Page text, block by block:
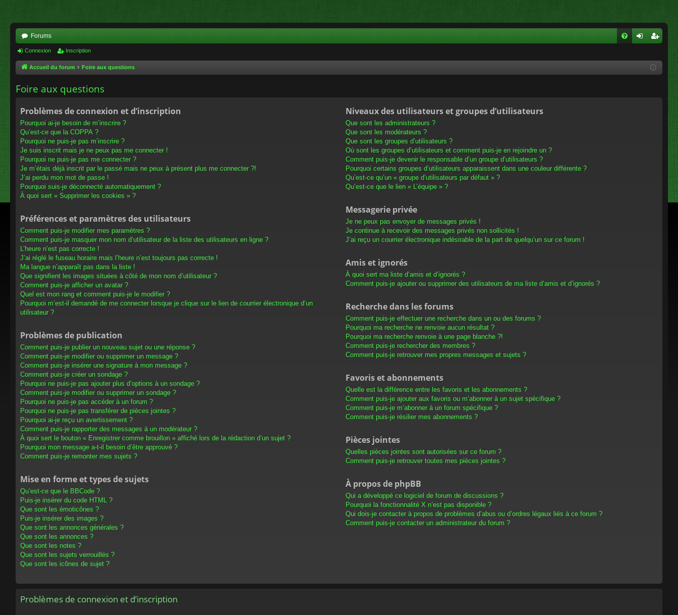
Forums
cri
Connexion Inscription
Accueil du forum Foire aux questions
Foire aux questions
Problèmes de connexion et d’inscription
Pourquoi ai-je besoin de m’inscrire ?
Qu’est-ce que la COPPA ?
Pourquoi ne puis-je pas m’inscrire ?
Je suis inscrit mais je ne peux pas me connecter !
Pourquoi ne puis-je pas me connecter ?
Je m’étais déjà inscrit par le passé mais ne peux à présent plus me connecter ?!
J’ai perdu mon mot de passe !
Pourquoi suis-je déconnecté automatiquement ?
À quoi sert « Supprimer les cookies » ?
Préférences et paramètres des utilisateurs
Comment puis-je modifier mes paramètres ?
Comment puis-je masquer mon nom d’utilisateur de la liste des utilisateurs en ligne ?
L’heure n’est pas correcte !
J’ai réglé le fuseau horaire mais l’heure n’est toujours pas correcte !
Ma langue n’apparaît pas dans la liste !
Que signifient les images situées à côté de mon nom d’utilisateur ?
Comment puis-je afficher un avatar ?
Quel est mon rang et comment puis-je le modifier ?
Pourquoi m’est-il demandé de me connecter lorsque je clique sur le lien de courrier électronique d’un
utilisateur ?
Problèmes de publication
Comment puis-je publier un nouveau sujet ou une réponse ?
Comment puis-je modifier ou supprimer un message ?
Comment puis-je insérer une signature à mon message ?
Comment puis-je créer un sondage ?
Pourquoi ne puis-je pas ajouter plus d’options à un sondage ?
Comment puis-je modifier ou supprimer un sondage ?
Pourquoi ne puis-je pas accéder à un forum ?
Pourquoi ne puis-je pas transférer de pièces jointes ?
Pourquoi ai-je reçu un avertissement ?
Comment puis-je rapporter des messages à un modérateur ?
À quoi sert le bouton « Enregistrer comme brouillon » affiché lors de la rédaction d’un sujet ?
Pourquoi mon message a-t-il besoin d’être approuvé ?
Comment puis-je remonter mes sujets ?
Mise en forme et types de sujets
Qu’est-ce que le BBCode ?
Puis-je insérer du code HTML ?
Que sont les émoticônes ?
Puis-je insérer des images ?
Que sont les annonces générales ?
Que sont les annonces ?
Que sont les notes ?
Que sont les sujets verrouillés ?
Que sont les icônes de sujet ?
Niveaux des utilisateurs et groupes d’utilisateurs
Que sont les administrateurs ?
Que sont les modérateurs ?
Que sont les groupes d’utilisateurs ?
Où sont les groupes d’utilisateurs et comment puis-je en rejoindre un ?
Comment puis-je devenir le responsable d’un groupe d’utilisateurs ?
Pourquoi certains groupes d’utilisateurs apparaissent dans une couleur différente ?
Qu’est-ce qu’un « groupe d’utilisateurs par défaut » ?
Qu’est-ce que le lien « L’équipe » ?
Messagerie privée
Je ne peux pas envoyer de messages privés !
Je continue à recevoir des messages privés non sollicités !
J’ai reçu un courrier électronique indésirable de la part de quelqu’un sur ce forum !
Amis et ignorés
À quoi sert ma liste d’amis et d’ignorés ?
Comment puis-je ajouter ou supprimer des utilisateurs de ma liste d’amis et d’ignorés ?
Recherche dans les forums
Comment puis-je effectuer une recherche dans un ou des forums ?
Pourquoi ma recherche ne renvoie aucun résultat ?
Pourquoi ma recherche renvoie à une page blanche ?!
Comment puis-je rechercher des membres ?
Comment puis-je retrouver mes propres messages et sujets ?
Favoris et abonnements
Quelle est la différence entre les favoris et les abonnements ?
Comment puis-je ajouter aux favoris ou m’abonner à un sujet spécifique ?
Comment puis-je m’abonner à un forum spécifique ?
Comment puis-je résilier mes abonnements ?
Pièces jointes
Quelles pièces jointes sont autorisées sur ce forum ?
Comment puis-je retrouver toutes mes pièces jointes ?
À propos de phpBB
Qui a développé ce logiciel de forum de discussions ?
Pourquoi la fonctionnalité X n’est pas disponible ?
Qui dois-je contacter à propos de problèmes d’abus ou d’ordres légaux liés à ce forum ?
Comment puis-je contacter un administrateur du forum ?
Problèmes de connexion et d’inscription